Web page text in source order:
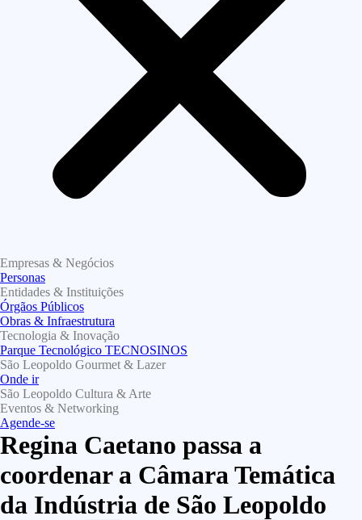
Empresas & Negócios
Personas
Entidades & Instituições
Órgãos Públicos
Obras & Infraestrutura
Tecnologia & Inovação
Parque Tecnológico TECNOSINOS
São Leopoldo Gourmet & Lazer
Onde ir
São Leopoldo Cultura & Arte
Eventos & Networking
Agende-se
Regina Caetano passa a
coordenar a Câmara Temática
da Indústria de São Leopoldo